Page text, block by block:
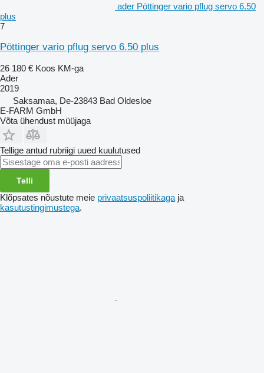
ader Pöttinger vario pflug servo 6.50
plus
7
Pöttinger vario pflug servo 6.50 plus
26 180 € Koos KM-ga
Ader
2019
Saksamaa, De-23843 Bad Oldesloe
E-FARM GmbH
Võta ühendust müüjaga
Tellige antud rubriigi uued kuulutused
Telli
Klõpsates nõustute meie privaatsuspoliitikaga ja
kasutustingimustega.